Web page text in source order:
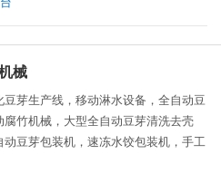
械
芽生产线，移动淋水设备，全自动豆
竹机械，大型全自动豆芽清洗去壳
豆芽包装机，速冻水饺包装机，手工